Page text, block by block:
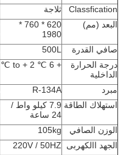
Classfication
ثلاجة
البعد (مم)
620 * 760 *
1980
صافي القدرة
500L
درجة الحرارة
الداخلية
+ 6 ℃ to + 2 ℃
مبرد R-134A
استهلاك الطاقة
7.9 كيلو واط /
24 ساعة
الوزن الصافي
105kg
الجهد االكهربى 220V / 50HZ